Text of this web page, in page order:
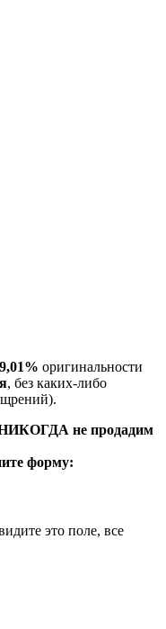
оригинальности
, без каких-либо
НИКОГДА не продадим
форму:
это поле, все